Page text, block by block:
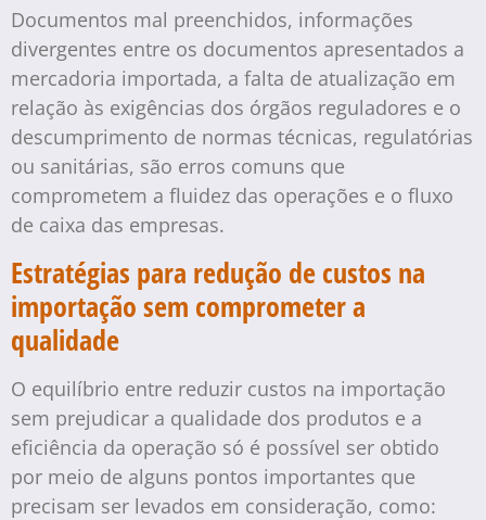
Documentos mal preenchidos, informações
divergentes entre os documentos apresentados a
mercadoria importada, a falta de atualização em
relação às exigências dos órgãos reguladores e o
descumprimento de normas técnicas, regulatórias
ou sanitárias, são erros comuns que
comprometem a fluidez das operações e o fluxo
de caixa das empresas.
Estratégias para redução de custos na
importação sem comprometer a
qualidade
O equilíbrio entre reduzir custos na importação
sem prejudicar a qualidade dos produtos e a
eficiência da operação só é possível ser obtido
por meio de alguns pontos importantes que
precisam ser levados em consideração, como: